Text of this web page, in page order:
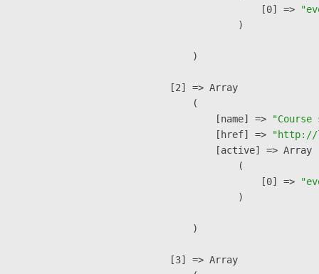
                    [0] =>
                )
        )
    [2] => Array
        (
            [name] =>
            [href] =>
"http://
            [active] => Array
                (
                    [0] =>
                )
        )
    [3] => Array